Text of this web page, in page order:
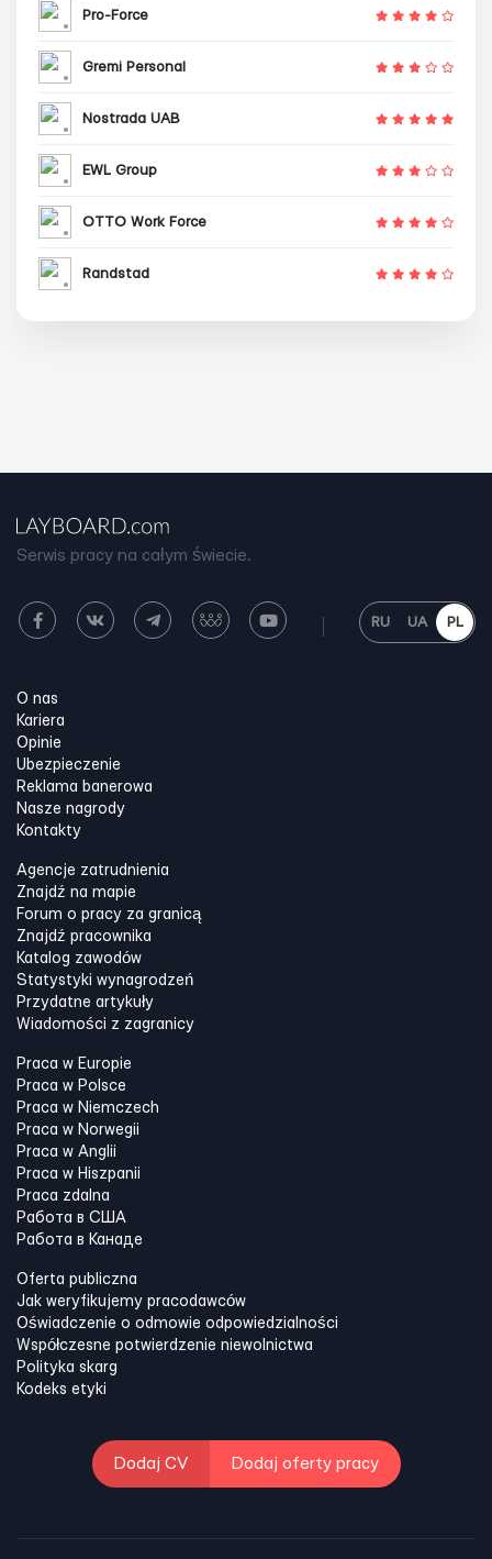
Pro-Force
Gremi Personal
Nostrada UAB
EWL Group
OTTO Work Force
Randstad
Serwis pracy na całym świecie.
RU UA PL
O nas
Kariera
Opinie
Ubezpieczenie
Reklama banerowa
Nasze nagrody
Kontakty
Agencje zatrudnienia
Znajdź na mapie
Forum o pracy za granicą
Znajdź pracownika
Katalog zawodów
Statystyki wynagrodzeń
Przydatne artykuły
Wiadomości z zagranicy
Praca w Europie
Praca w Polsce
Praca w Niemczech
Praca w Norwegii
Praca w Anglii
Praca w Hiszpanii
Praca zdalna
Работа в США
Работа в Канадe
Oferta publiczna
Jak weryfikujemy pracodawców
Oświadczenie o odmowie odpowiedzialności
Współczesne potwierdzenie niewolnictwa
Polityka skarg
Kodeks etyki
Dodaj CV Dodaj oferty pracy